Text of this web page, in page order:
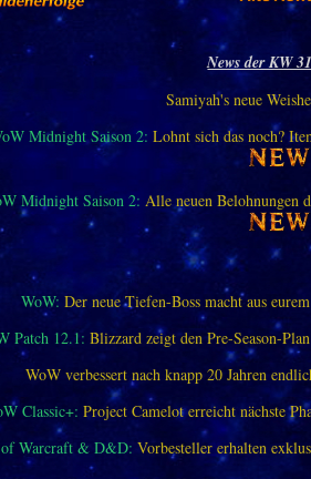
News der KW
Samiyah's neue
Midnight Saison 2: Lohnt sich das noch?
Midnight Saison 2: Alle neuen Belohnungen
WoW:Der neue Tiefen-Boss macht aus
Patch 12.1: Blizzard zeigt den Pre-Season-
WoW verbessert nach knapp 20 Jahren
Classic+: Project Camelot erreicht nächste
Warcraft & D&D: Vorbesteller erhalten